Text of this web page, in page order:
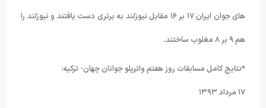
های جوان ایران ۱۷ بر ۱۶ مقابل نیوزلند به برتری دست یافتند و نیوزلند را
هم ۹ بر ۸ مغلوب ساختند.
*نتایج کامل مسابقات روز هفتم واترپلو جوانان چهان- ترکیه:
۱۷ مرداد ۱۳۹۳